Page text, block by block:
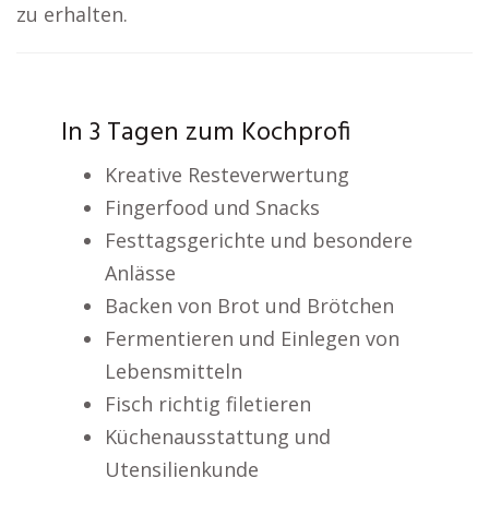
zu erhalten.
In 3 Tagen zum Kochprofi
Kreative Resteverwertung
Fingerfood und Snacks
Festtagsgerichte und besondere
Anlässe
Backen von Brot und Brötchen
Fermentieren und Einlegen von
Lebensmitteln
Fisch richtig filetieren
Küchenausstattung und
Utensilienkunde